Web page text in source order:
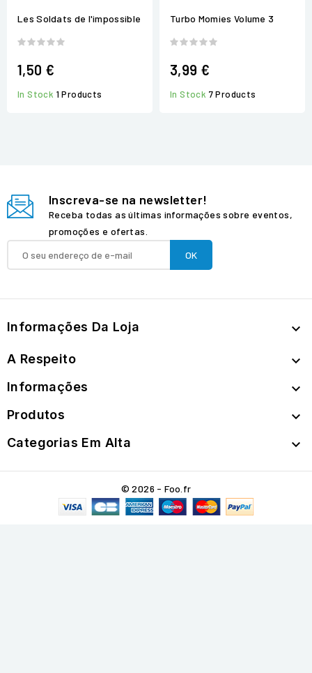
Les Soldats de l'impossible
1,50 €
In Stock 1 Products
Turbo Momies Volume 3
3,99 €
In Stock 7 Products
Inscreva-se na newsletter!
Receba todas as últimas informações sobre eventos,
promoções e ofertas.
Informações Da Loja 
A Respeito 
Informações 
Produtos 
Categorias Em Alta 
© 2026 - Foo.fr